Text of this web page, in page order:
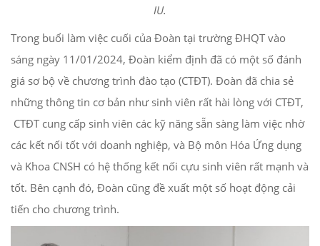
IU.
Trong buổi làm việc cuối của Đoàn tại trường ĐHQT vào
sáng ngày 11/01/2024, Đoàn kiểm định đã có một số đánh
giá sơ bộ về chương trình đào tạo (CTĐT). Đoàn đã chia sẻ
những thông tin cơ bản như sinh viên rất hài lòng với CTĐT,
CTĐT cung cấp sinh viên các kỹ năng sẵn sàng làm việc nhờ
các kết nối tốt với doanh nghiệp, và Bộ môn Hóa Ứng dụng
và Khoa CNSH có hệ thống kết nối cựu sinh viên rất mạnh và
tốt. Bên cạnh đó, Đoàn cũng đề xuất một số hoạt động cải
tiến cho chương trình.